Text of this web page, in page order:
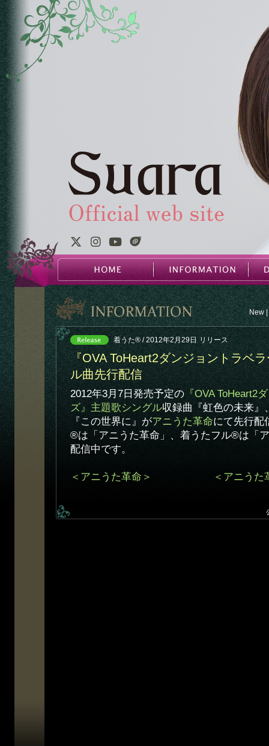
New |
着うた® / 2012年2月29日 リリース
『OVA ToHeart2ダンジョントラベ
ル曲先行配信
2012年3月7日発売予定の 『OVA ToHeart2
ズ』主題歌シングル収録曲『虹色の未来』
『この世界に』がアニうた革命にて先行配
®は「アニうた革命」、着うたフル®は「
配信中です。
＜アニうた革命＞ ＜アニうた